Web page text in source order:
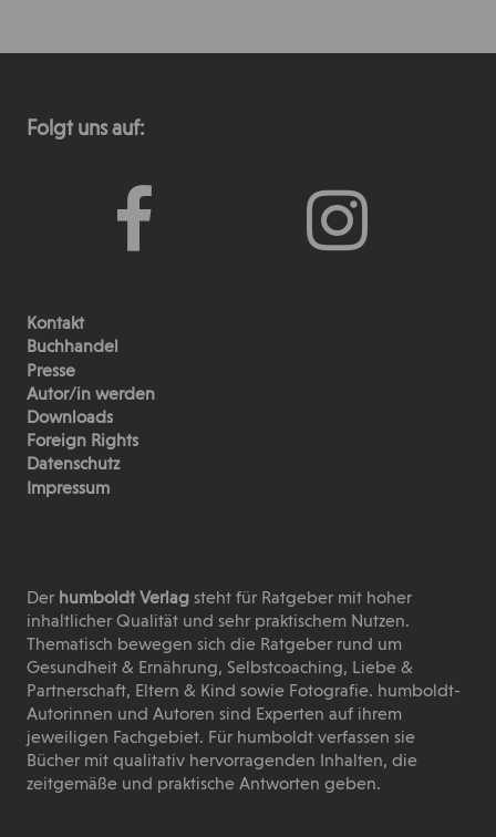
Folgt uns auf:
Kontakt
Buchhandel
Presse
Autor/in werden
Downloads
Foreign Rights
Datenschutz
Impressum
Derhumboldt Verlag steht für Ratgeber mit hoher
inhaltlicher Qualität und sehr praktischem Nutzen.
Thematisch bewegen sich die Ratgeber rund um
Gesundheit & Ernährung, Selbstcoaching, Liebe &
Partnerschaft, Eltern & Kind sowie Fotografie. humboldt-
Autorinnen und Autoren sind Experten auf ihrem
jeweiligen Fachgebiet. Für humboldt verfassen sie
Bücher mit qualitativ hervorragenden Inhalten, die
zeitgemäße und praktische Antworten geben.